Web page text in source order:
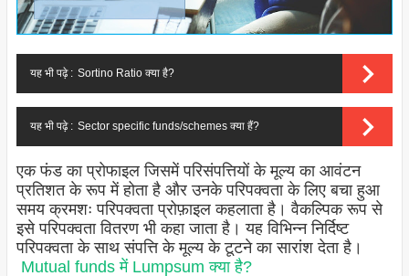
यह भी पढ़े : Sortino Ratio क्या है?
यह भी पढ़े : Sector specific funds/schemes क्या हैं?
एक फंड का प्रोफाइल जिसमें परिसंपत्तियों के मूल्य का आवंटन
प्रतिशत के रूप में होता है और उनके परिपक्वता के लिए बचा हुआ
समय क्रमशः परिपक्वता प्रोफ़ाइल कहलाता है। वैकल्पिक रूप से
इसे परिपक्वता वितरण भी कहा जाता है। यह विभिन्न निर्दिष्ट
परिपक्वता के साथ संपत्ति के मूल्य के टूटने का सारांश देता है।
Mutual funds में Lumpsum क्या है?